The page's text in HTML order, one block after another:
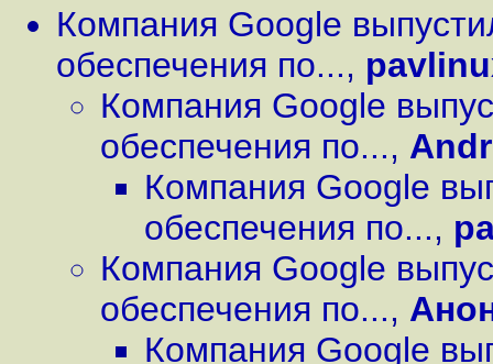
Компания Google
обеспечения по...,
Компания Google
обеспечения по...,
Компания Google
обеспечения по...,
Компания Google
обеспечения по...,
Компания Google